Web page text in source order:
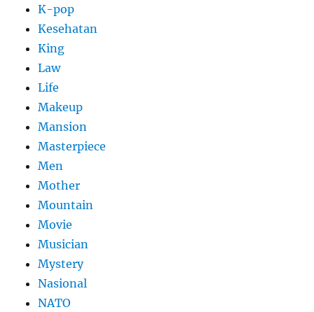
K-pop
Kesehatan
King
Law
Life
Makeup
Mansion
Masterpiece
Men
Mother
Mountain
Movie
Musician
Mystery
Nasional
NATO